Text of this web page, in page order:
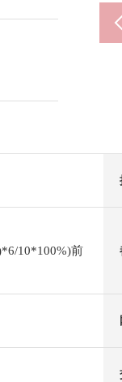
10*100%)前